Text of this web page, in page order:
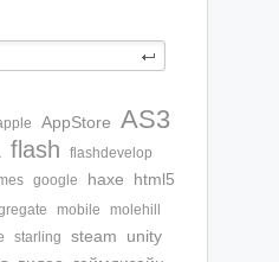
AppStore AS3
flash flashdevelop
google haxe
html5
mobile molehill
starling steam unity